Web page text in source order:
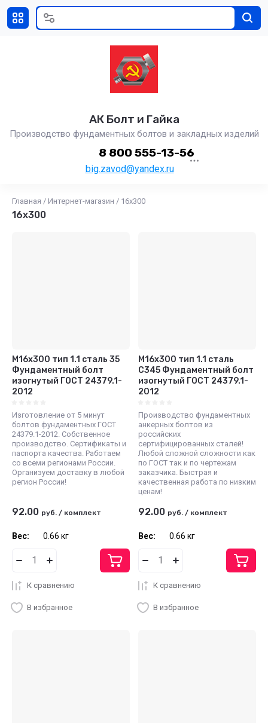
АК Болт и Гайка
Производство фундаментных болтов и закладных изделий
big.zavod@yandex.ru
8 800 555-13-56
Главная / Интернет-магазин / 16х300
16х300
М16x300 тип 1.1 сталь 35
Фундаментный болт
изогнутый ГОСТ 24379.1-
2012
Изготовление от 5 минут
болтов фундаментных ГОСТ
24379.1-2012. Собственное
производство. Сертификаты и
паспорта качества. Работаем
со всеми регионами России.
Организуем доставку в любой
регион России!
92.00 руб. / комплект
Вес: 0.66 кг
К сравнению
В избранное
М16x300 тип 1.1 сталь
С345 Фундаментный болт
изогнутый ГОСТ 24379.1-
2012
Производство фундаментных
анкерных болтов из
российских
сертифицированных сталей!
Любой сложной сложности как
по ГОСТ так и по чертежам
заказчика. Быстрая и
качественная работа по низким
ценам!
92.00 руб. / комплект
Вес: 0.66 кг
К сравнению
В избранное